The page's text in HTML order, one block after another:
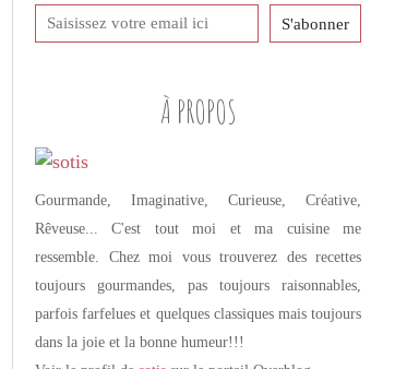
À PROPOS
Gourmande, Imaginative, Curieuse, Créative,
Rêveuse... C'est tout moi et ma cuisine me
ressemble. Chez moi vous trouverez des recettes
toujours gourmandes, pas toujours raisonnables,
parfois farfelues et quelques classiques mais toujours
dans la joie et la bonne humeur!!!